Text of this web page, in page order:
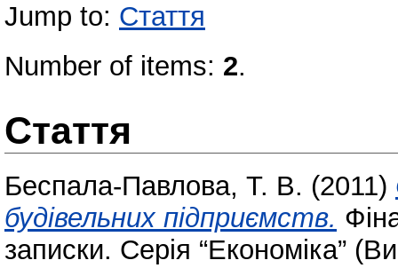
Jump to: Стаття
Number of items: 2.
Стаття
Беспала-Павлова, Т. В. (2011)
будівельних підприємств.
записки. Серія “Економіка”